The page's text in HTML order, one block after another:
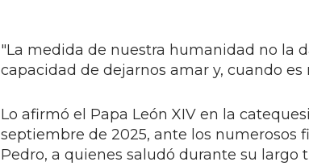
"La medida de nuestra humanidad no la
capacidad de dejarnos amar y, cuando
Lo afirmó el Papa León XIV en la
septiembre de 2025, ante los numerosos
Pedro, a quienes saludó durante su largo